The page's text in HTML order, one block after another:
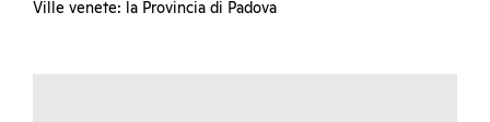
Ville venete: la Provincia di Padova